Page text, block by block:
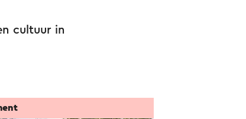
cultuur in